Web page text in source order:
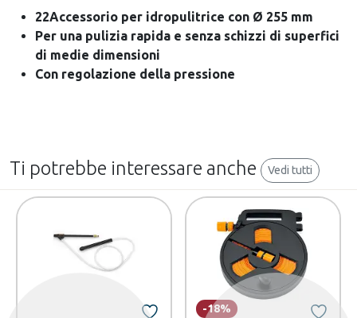
22Accessorio per idropulitrice con Ø 255 mm
Per una pulizia rapida e senza schizzi di superfici
di medie dimensioni
Con regolazione della pressione
Ti potrebbe interessare anche Vedi tutti
-18%